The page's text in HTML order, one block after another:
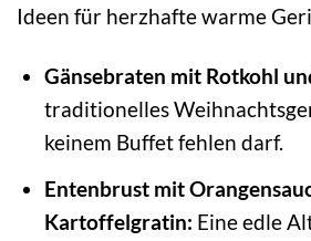
Ideen für herzhafte warme
Gänsebraten mit Rotkohl
traditionelles
keinem Buffet fehlen darf.
Entenbrust mit
Kartoffelgratin: Eine edle